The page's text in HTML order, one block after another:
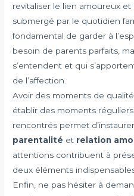
revitaliser le lien amoureux
submergé par le quotidien
fondamental de garder à
besoin de parents parfaits,
s’entendent et qui
de l’affection.
Avoir des moments de
établir des moments
rencontrés permet
parentalité et relation
attentions contribuent à
deux éléments
Enfin, ne pas hésiter à